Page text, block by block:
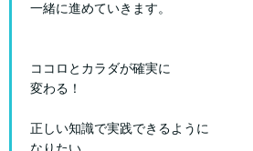
一緒に進めていきます。
ココロとカラダが確実に
変わる！
正しい知識で実践できるように